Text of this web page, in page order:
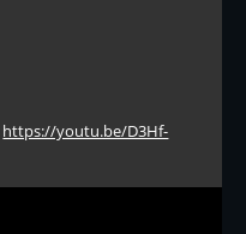
https://youtu.be/D3Hf-